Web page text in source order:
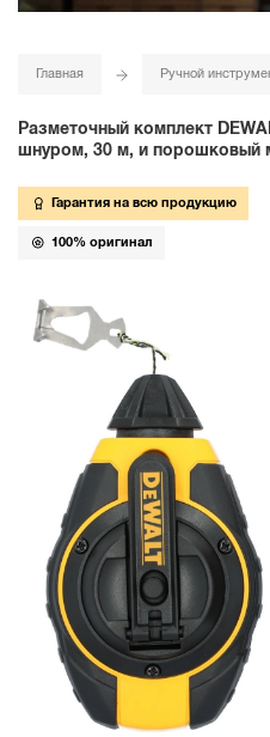
Главная Ручной
Разметочный комплект
шнуром, 30 м, и порошковый
Гарантия на всю продукцию
100% оригинал